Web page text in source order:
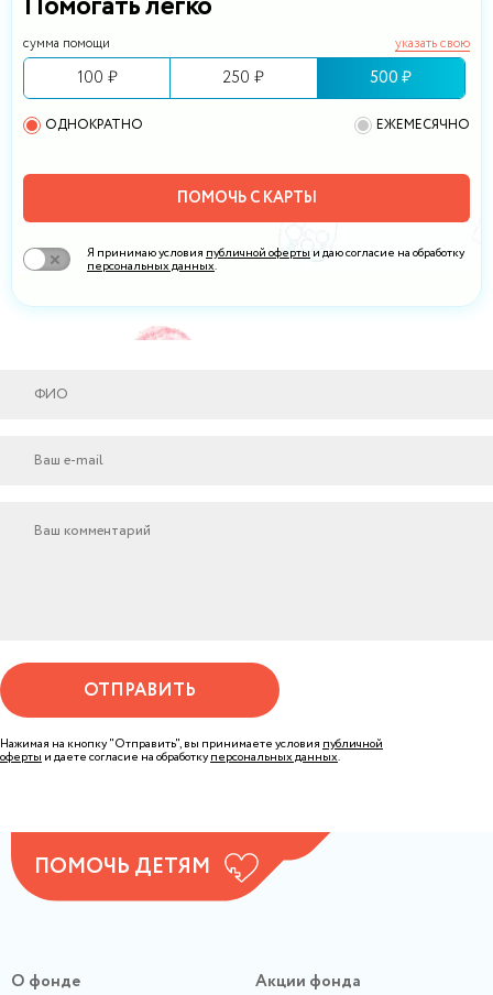
сумма помощи указать свою
100 ₽ 250 ₽ 500 ₽
ОДНОКРАТНО ЕЖЕМЕСЯЧНО
ПОМОЧЬ С КАРТЫ
Я принимаю условия публичной оферты и даю согласие на обработку
персональных данных.
ОТПРАВИТЬ
Нажимая на кнопку "Отправить", вы принимаете условия публичной
оферты и даете согласие на обработкуперсональных данных.
ПОМОЧЬ ДЕТЯМ
О фонде
Акции фонда